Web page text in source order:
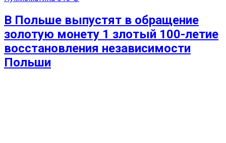
В Польше выпустят в обращение
золотую монету 1 злотый 100-летие
восстановления независимости
Польши